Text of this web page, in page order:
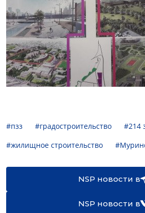
#пзз #градостроительство
#214
#жилищное строительство
NSP новости в
NSP новости в